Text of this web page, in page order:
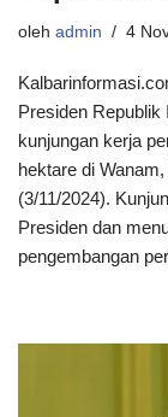
oleh admin 4
Presiden
kunjungan kerja
hektare di
(3/11/2024).
Presiden dan
pengembangan